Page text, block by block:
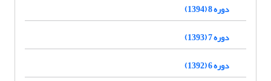
دوره 8 (1394)
دوره 7 (1393)
دوره 6 (1392)